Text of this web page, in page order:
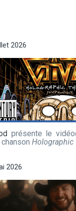
2026
présente le
Holographic
2026